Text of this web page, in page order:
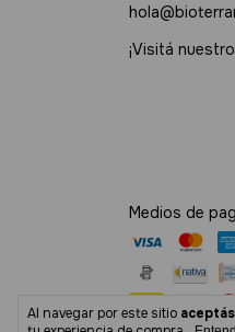
Al navegar por este sitio
¡Visitá
Medios de